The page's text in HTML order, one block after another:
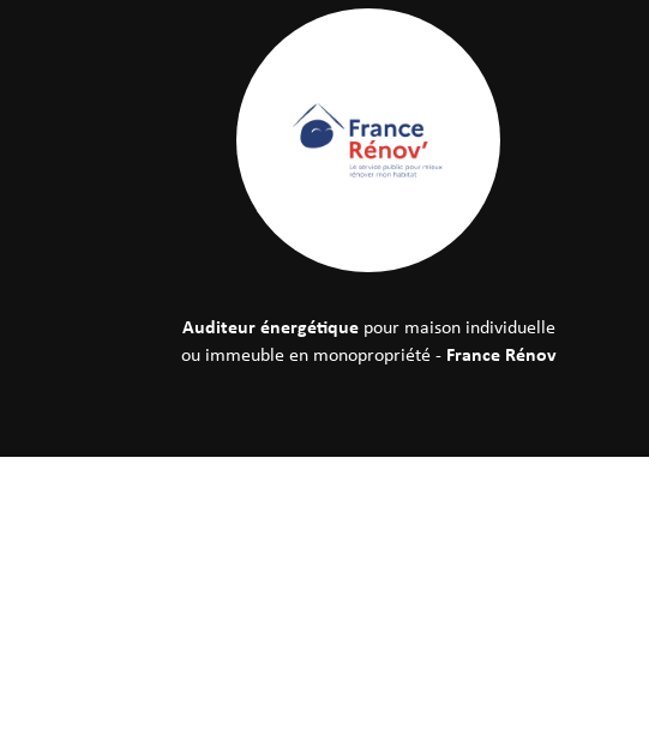
Auditeur énergétique pour maison individuelle
ou immeuble en monopropriété - France Rénov